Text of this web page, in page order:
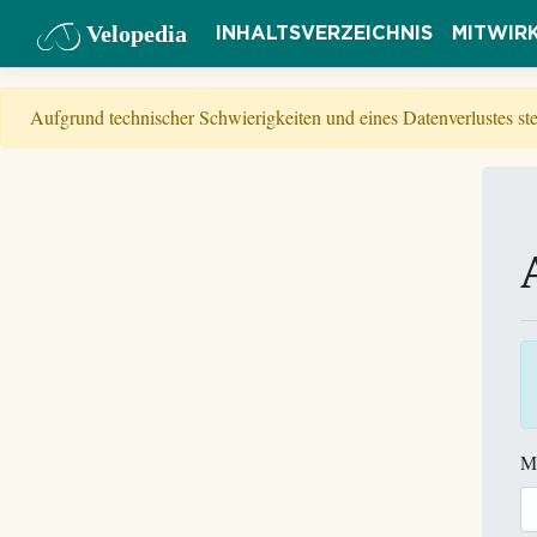
Velopedia INHALTSVERZEICHNIS
Aufgrund technischer Schwierigkeiten und eines Datenverlustes